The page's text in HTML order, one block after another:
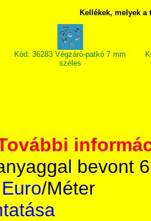
Kellékek, melyek
Kód: 36283 Végzáró-patkó 7 mm
széles
bevont
/Méter